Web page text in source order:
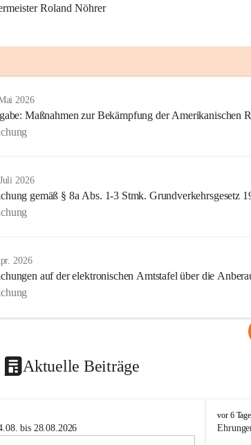
Roland Nöhrer
2026
Maßnahmen zur Bekämpfung der Amerikanischen
2026
gemäß § 8a Abs. 1-3 Stmk. Grundverkehrsgesetz
2026
auf der elektronischen Amtstafel über die
Aktuelle Beiträge
bis 28.08.2026
B
u
vor 6